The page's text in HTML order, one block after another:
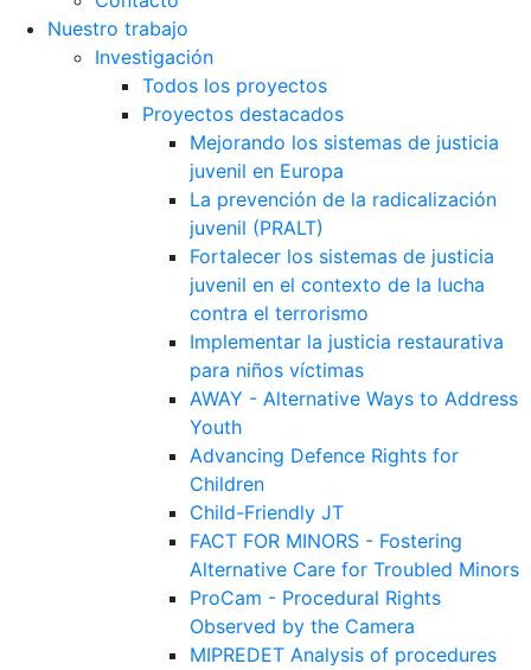
Nuestro trabajo
Investigación
Todos los proyectos
Proyectos destacados
Mejorando los sistemas de justicia
juvenil en Europa
La prevención de la radicalización
juvenil (PRALT)
Fortalecer los sistemas de justicia
juvenil en el contexto de la lucha
contra el terrorismo
Implementar la justicia restaurativa
para niños víctimas
AWAY - Alternative Ways to Address
Youth
Advancing Defence Rights for
Children
Child-Friendly JT
FACT FOR MINORS - Fostering
Alternative Care for Troubled Minors
ProCam - Procedural Rights
Observed by the Camera
MIPREDET Analysis of procedures